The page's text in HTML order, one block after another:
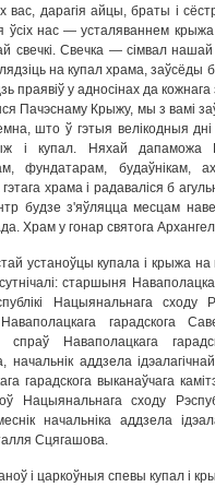
вас, дарагія айцы, браты і
ўсіх нас — усталяваннем
свечкі. Свечка — сімвал
на купал храма, заўсёды
праявіў у адносінах да
Пачэснаму Крыжу, мы з вамі
што ў гэтыя велікодныя
і купал. Няхай дапаможа
фундатарам, будаўнікам,
гэтага храма і радаваліся б
будзе з'яўляцца месцам
Храм у гонар святога
устаноўцы купала і крыжа на
старшыня
Нацыянальнага сходу
гарадскога
спраў Наваполацкага
начальнік аддзела
гарадскога выканаўчага
Нацыянальнага сходу
начальніка аддзела
Сцягашова.
і царкоўныя спевы купал і